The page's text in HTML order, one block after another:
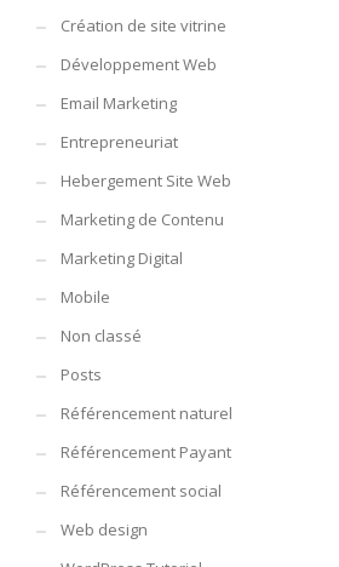
Création de site vitrine
Développement Web
Email Marketing
Entrepreneuriat
Hebergement Site Web
Marketing de Contenu
Marketing Digital
Mobile
Non classé
Posts
Référencement naturel
Référencement Payant
Référencement social
Web design